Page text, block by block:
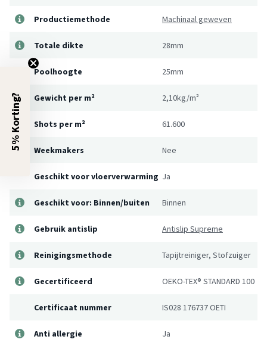
Productiemethode Machinaal geweven
Totale dikte 28mm
Poolhoogte 25mm
Gewicht per m² 2,10kg/m²
Shots per m² 61.600
Weekmakers Nee
Geschikt voor vloerverwarming Ja
Geschikt voor: Binnen/buiten Binnen
Gebruik antislip Antislip Supreme
Reinigingsmethode Tapijtreiniger, Stofzuiger
Gecertificeerd OEKO-TEX® STANDARD 100
Certificaat nummer IS028 176737 OETI
Anti allergie Ja
5% Korting?